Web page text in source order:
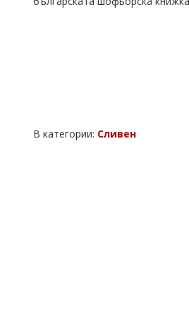
В категории: Сливен